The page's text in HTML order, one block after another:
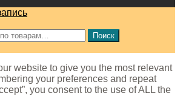
Поиск
website to give you the most relevant
your preferences and repeat
you consent to the use of ALL the